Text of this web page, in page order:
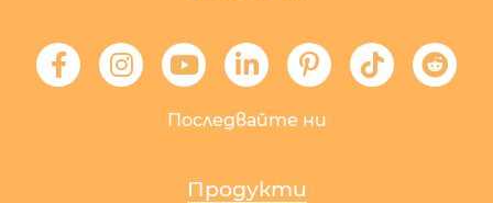
Последвайте ни
Продукти